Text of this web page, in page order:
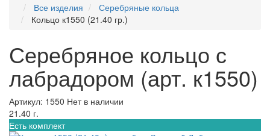
Все изделия
Серебряные кольца
Кольцо к1550 (21.40 гр.)
Серебряное кольцо с
лабрадором (арт. к1550)
Артикул: 1550 Нет в наличии
21.40 г.
Есть комплект